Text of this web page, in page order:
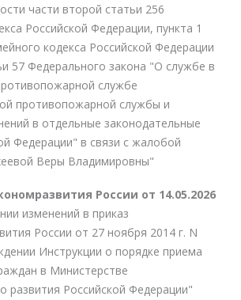
части второй статьи 256
Российской Федерации, пункта 1
кодекса Российской Федерации
57 Федерального закона "О службе в
службе
противопожарной службы и
в отдельные законодательные
Федерации" в связи с жалобой
Веры Владимировны"
России от 14.05.2026
изменений в приказ
России от 27 ноября 2014 г. N
Инструкции о порядке приема
в Министерстве
развития Российской Федерации"